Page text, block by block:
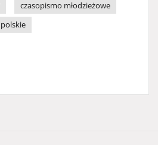
czasopismo młodzieżowe